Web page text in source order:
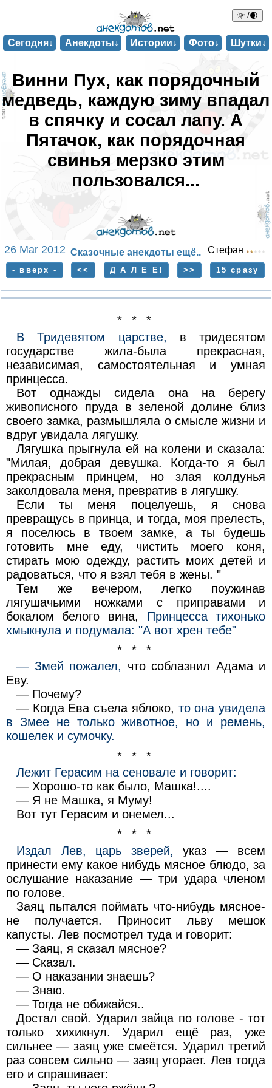
🌞 /🌒
Сегодня↓ Анекдоты↓ Истории↓ Фото↓ Шутки↓
Винни Пух, как порядочный
медведь, каждую зиму впадал
в спячку и сосал лапу. А
Пятачок, как порядочная
свинья мерзко этим
пользовался...
26 Mar 2012 Сказочные анекдоты ещё.. Стефан
- вверх - << Д А Л Е Е! >> 15 сразу
* * *
В Тридевятом царстве, в тридесятом
государстве жила-была прекрасная,
независимая, самостоятельная и умная
принцесса.
Вот однажды сидела она на берегу
живописного пруда в зеленой долине близ
своего замка, размышляла о смысле жизни и
вдруг увидала лягушку.
Лягушка прыгнула ей на колени и сказала:
"Милая, добрая девушка. Когда-то я был
прекрасным принцем, но злая колдунья
заколдовала меня, превратив в лягушку.
Если ты меня поцелуешь, я снова
превращусь в принца, и тогда, моя прелесть,
я поселюсь в твоем замке, а ты будешь
готовить мне еду, чистить моего коня,
стирать мою одежду, растить моих детей и
радоваться, что я взял тебя в жены. "
Тем же вечером, легко поужинав
лягушачьими ножками с приправами и
бокалом белого вина, Принцесса тихонько
хмыкнула и подумала: "А вот хрен тебе"
* * *
— Змей пожалел, что соблазнил Адама и
Еву.
— Почему?
— Когда Ева съела яблоко, то она увидела
в Змее не только животное, но и ремень,
кошелек и сумочку.
* * *
Лежит Герасим на сеновале и говорит:
— Хорошо-то как было, Машка!....
— Я не Машка, я Муму!
Вот тут Герасим и онемел...
* * *
Издал Лев, царь зверей, указ — всем
принести ему какое нибудь мясное блюдо, за
ослушание наказание — три удара членом
по голове.
Заяц пытался поймать что-нибудь мясное-
не получается. Приносит льву мешок
капусты. Лев посмотрел туда и говорит:
— Заяц, я сказал мясное?
— Сказал.
— О наказании знаешь?
— Знаю.
— Тогда не обижайся..
Достал свой. Ударил зайца по голове - тот
только хихикнул. Ударил ещё раз, уже
сильнее — заяц уже смеётся. Ударил третий
раз совсем сильно — заяц угорает. Лев тогда
его и спрашивает: